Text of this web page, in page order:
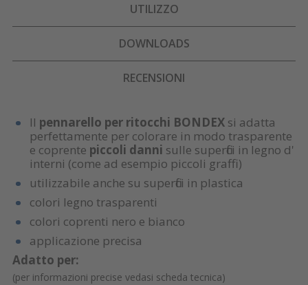
UTILIZZO
DOWNLOADS
RECENSIONI
Il pennarello per ritocchi BONDEXsi adatta
perfettamente per colorare in modo trasparente
e coprente piccoli danni sulle superfici in legno d'
interni (come ad esempio piccoli graffi)
utilizzabile anche su superfici in plastica
colori legno trasparenti
colori coprenti nero e bianco
applicazione precisa
Adatto per:
(per informazioni precise vedasi scheda tecnica)